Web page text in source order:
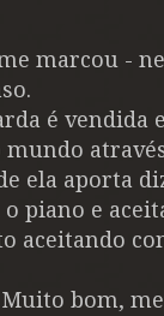
marcou -
é vendida
ela aporta
piano e
aceitando
bom,